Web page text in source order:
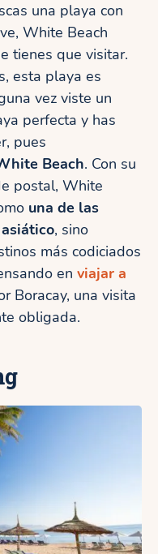
una playa con
White Beach
tienes que visitar.
esta playa es
vez viste un
perfecta y has
pues
Beach. Con su
postal, White
una de las
, sino
más codiciados
en viajar a
Boracay, una visita
obligada.